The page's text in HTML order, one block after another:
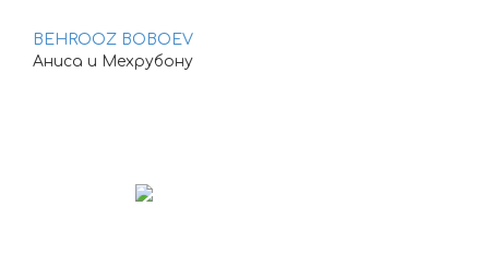
BEHROOZ BOBOEV
Аниса и Мехрубону